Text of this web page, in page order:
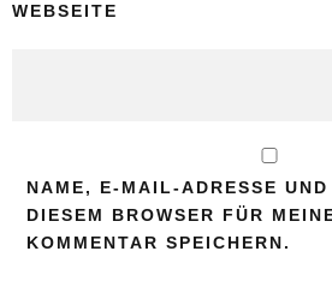
WEBSEITE
NAME, E-MAIL-ADRESSE
DIESEM BROWSER FÜR
KOMMENTAR SPEICHERN.